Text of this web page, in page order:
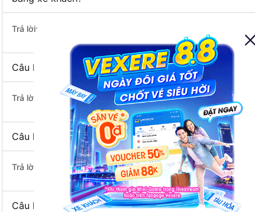
Trả lời: Đoạn đường đi Thị xã Kỳ Anh - Hà Tĩnh từ Hà Tĩnh có
Câu hỏi: Mỗi ngày có bao nhiêu chuyến xe khách Hà
Trả lời: Trung bình mỗi ngày có khoảng 4 chuyến xe bắt đầu
Câu hỏi: Nhà xe đi Hà Tĩnh Thị xã Kỳ Anh - Hà Tĩnh
Trả lời: Chuyến xe có giờ xuất phát sớm nhất vào lúc 16:18
Câu hỏi: Nhà xe đi Thị xã Kỳ Anh - Hà Tĩnh từ Hà